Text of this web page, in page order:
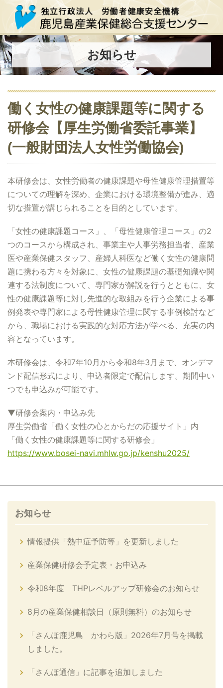
お知らせ
働く女性の健康課題等に関する
研修会【厚生労働省委託事業】
(一般財団法人女性労働協会)
本研修会は、女性労働者の健康課題や母性健康管理措置等
についての理解を深め、企業における環境整備が進み、適
切な措置が講じられることを目的としています。
「女性の健康課題コース」、「母性健康管理コース」の2
つのコースから構成され、事業主や人事労務担当者、産業
医や産業保健スタッフ、産婦人科医など働く女性の健康問
題に携わる方々を対象に、女性の健康課題の基礎知識や関
連する法制度について、専門家が解説を行うとともに、女
性の健康課題等に対し先進的な取組みを行う企業による事
例発表や専門家による母性健康管理に関する事例検討など
から、職場における実践的な対応方法が学べる、充実の内
容となっています。
本研修会は、令和7年10月から令和8年3月まで、オンデマ
ンド配信形式により、申込者限定で配信します。期間中い
つでも申込みが可能です。
▼研修会案内・申込み先
厚生労働省「働く女性の心とからだの応援サイト」内
「働く女性の健康課題等に関する研修会」
https://www.bosei-navi.mhlw.go.jp/kenshu2025/
お知らせ
情報提供「熱中症予防等」を更新しました
産業保健研修会予定表・お申込み
令和8年度 THPレベルアップ研修会のお知らせ
8月の産業保健相談日（原則無料）のお知らせ
「さんぽ鹿児島 かわら版」2026年7月号を掲載
しました。
「さんぽ通信」に記事を追加しました